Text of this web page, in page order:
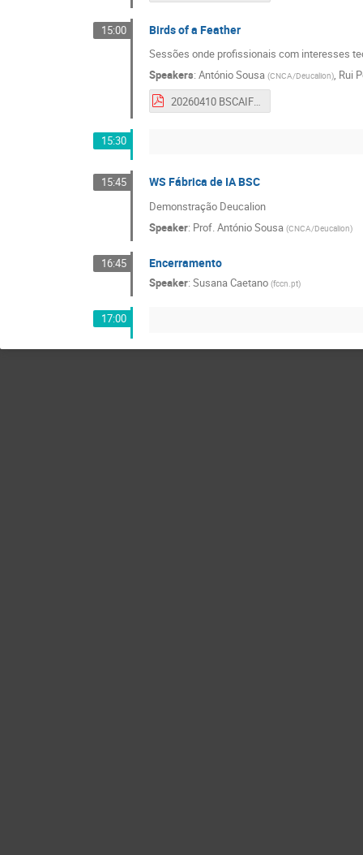
15:00 Birds of a Feather
Sessões onde profissionais com interesses
Speakers: António Sousa (CNCA/Deucalion), Rui
20260410 BSCAIF_Bragança_usecases e BOF.pdf
15:30
15:45 WS Fábrica de IA BSC
Demonstração Deucalion
Speaker: Prof.António Sousa (CNCA/Deucalion)
16:45 Encerramento
Speaker: Susana Caetano (fccn.pt)
17:00